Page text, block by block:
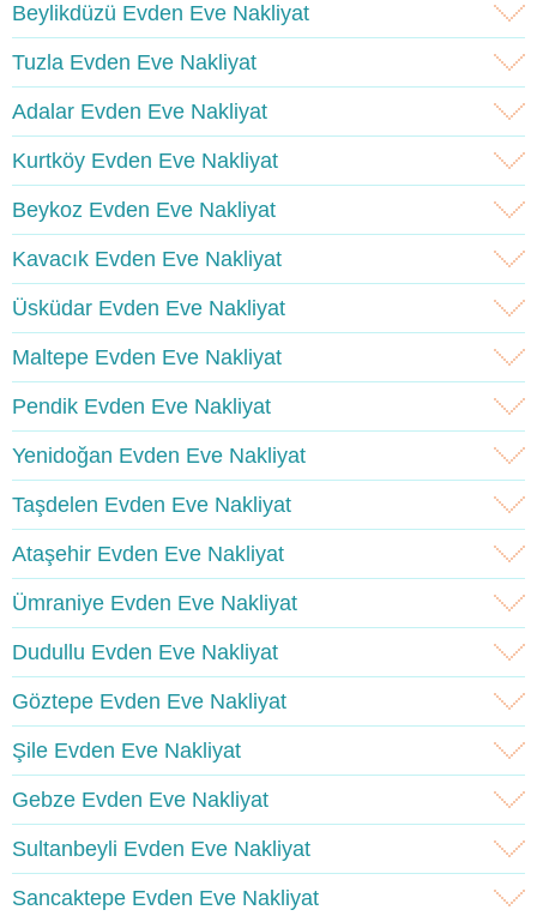
Beylikdüzü Evden Eve Nakliyat
Tuzla Evden Eve Nakliyat
Adalar Evden Eve Nakliyat
Kurtköy Evden Eve Nakliyat
Beykoz Evden Eve Nakliyat
Kavacık Evden Eve Nakliyat
Üsküdar Evden Eve Nakliyat
Maltepe Evden Eve Nakliyat
Pendik Evden Eve Nakliyat
Yenidoğan Evden Eve Nakliyat
Taşdelen Evden Eve Nakliyat
Ataşehir Evden Eve Nakliyat
Ümraniye Evden Eve Nakliyat
Dudullu Evden Eve Nakliyat
Göztepe Evden Eve Nakliyat
Şile Evden Eve Nakliyat
Gebze Evden Eve Nakliyat
Sultanbeyli Evden Eve Nakliyat
Sancaktepe Evden Eve Nakliyat